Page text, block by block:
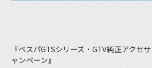
『ベスパGTSシリーズ・GTV純正アクセ
ャンペーン』